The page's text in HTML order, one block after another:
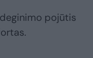
pojūtis